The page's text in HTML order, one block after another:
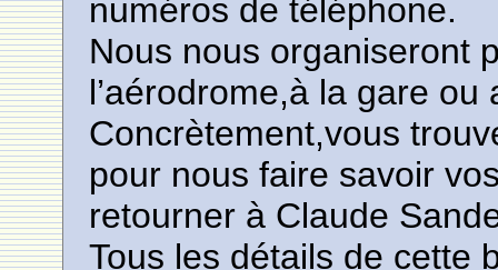
numéros de téléphone.
Nous nous organiseront
l’aérodrome,à la gare ou
Concrètement,vous
pour nous faire savoir
retourner à Claude
Tous les détails de cette